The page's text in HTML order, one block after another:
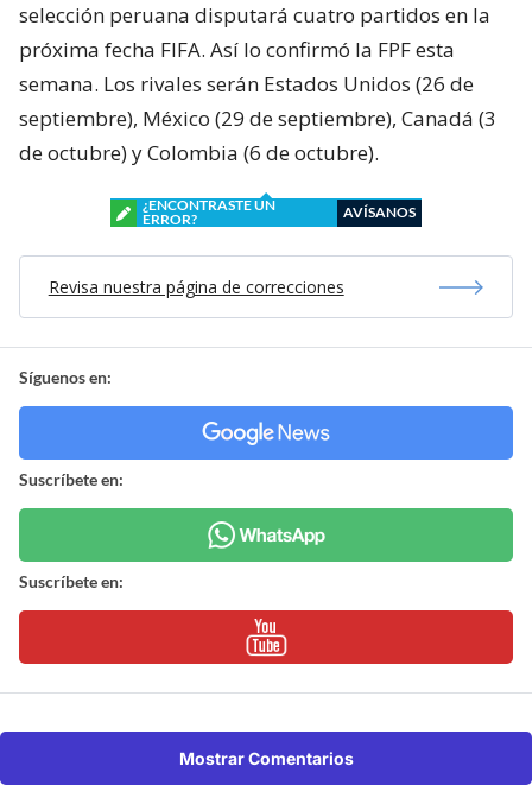
selección peruana disputará cuatro partidos en la
próxima fecha FIFA. Así lo confirmó la FPF esta
semana. Los rivales serán Estados Unidos (26 de
septiembre), México (29 de septiembre), Canadá (3
de octubre) y Colombia (6 de octubre).
¿ENCONTRASTE UN
ERROR?
AVÍSANOS
Revisa nuestra página de correcciones
Síguenos en:
Suscríbete en:
Suscríbete en:
Mostrar Comentarios